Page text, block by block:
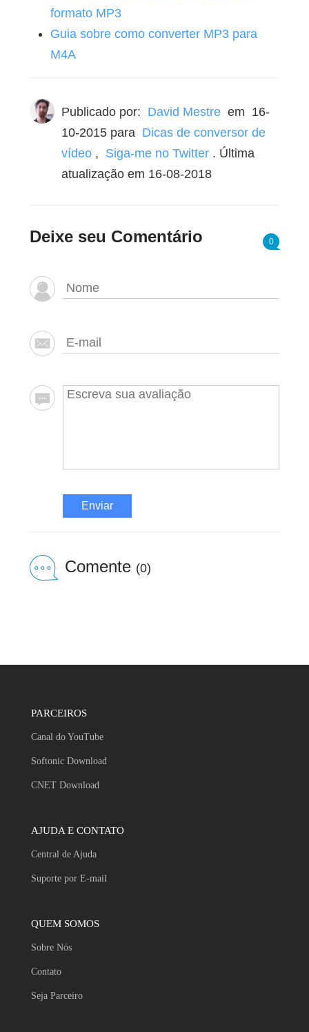
formato MP3
Guia sobre como converter MP3 para
M4A
Publicado por: David Mestre em 16-
10-2015para Dicas de conversor de
vídeo , Siga-me no Twitter . Última
atualização em 16-08-2018
Deixe seu Comentário 0
Enviar
Comente (0)
PARCEIROS
Canal do YouTube
Softonic Download
CNET Download
AJUDA E CONTATO
Central de Ajuda
Suporte por E-mail
QUEM SOMOS
Sobre Nós
Contato
Seja Parceiro